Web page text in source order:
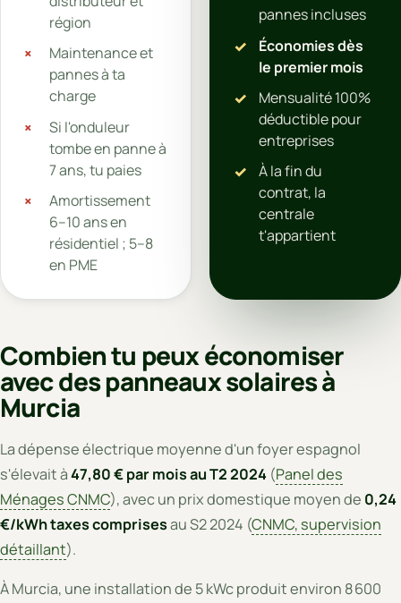
région
Maintenance et
pannes à ta
charge
Si l'onduleur
tombe en panne à
7 ans, tu paies
Amortissement
6–10 ans en
résidentiel ; 5–8
en PME
pannes incluses
Économies dès
le premier mois
Mensualité 100%
déductible pour
entreprises
À la fin du
contrat, la
centrale
t'appartient
Combien tu peux économiser
avec des panneaux solaires à
Murcia
La dépense électrique moyenne d'un foyer espagnol
s'élevait à47,80 € par mois au T2 2024 (Panel des
Ménages CNMC), avec un prix domestique moyen de 0,24
€/kWh taxes comprisesau S2 2024 (CNMC, supervision
détaillant).
À Murcia, une installation de 5 kWc produit environ 8 600